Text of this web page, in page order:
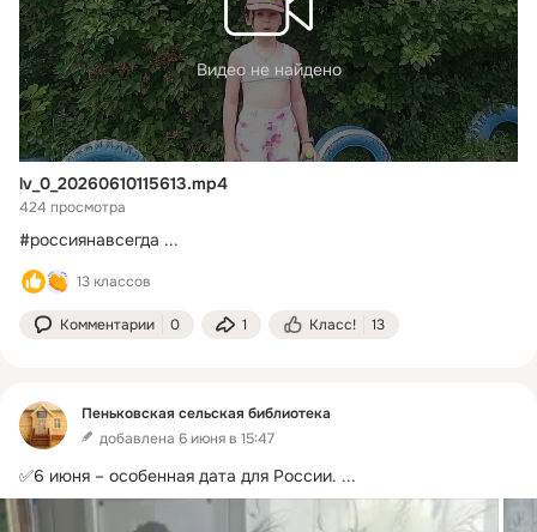
Видео не найдено
lv_0_20260610115613.mp4
424 просмотра
#россиянавсегда ...
13 классов
Комментарии 0 1 Класс! 13
Пеньковская сельская библиотека
добавлена 6 июня в 15:47
✅6 июня – особенная дата для России. ...